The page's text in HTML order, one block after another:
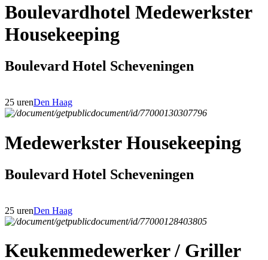
Boulevardhotel Medewerkster
Housekeeping
Boulevard Hotel Scheveningen
25 urenDen Haag
Medewerkster Housekeeping
Boulevard Hotel Scheveningen
25 urenDen Haag
Keukenmedewerker / Griller